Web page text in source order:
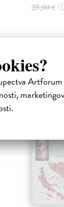
Artforum
25,00 € ?
s